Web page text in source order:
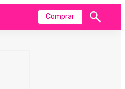
Comprar
Mostrar